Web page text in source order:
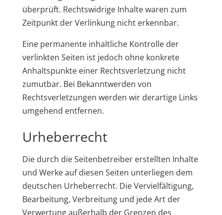
überprüft. Rechtswidrige Inhalte waren zum
Zeitpunkt der Verlinkung nicht erkennbar.
Eine permanente inhaltliche Kontrolle der
verlinkten Seiten ist jedoch ohne konkrete
Anhaltspunkte einer Rechtsverletzung nicht
zumutbar. Bei Bekanntwerden von
Rechtsverletzungen werden wir derartige Links
umgehend entfernen.
Urheberrecht
Die durch die Seitenbetreiber erstellten Inhalte
und Werke auf diesen Seiten unterliegen dem
deutschen Urheberrecht. Die Vervielfältigung,
Bearbeitung, Verbreitung und jede Art der
Verwertung außerhalb der Grenzen des